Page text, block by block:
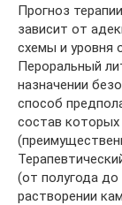
Прогноз
зависит от
схемы и уровня
Пероральный
назначении
способ
состав
(от полугода
растворении